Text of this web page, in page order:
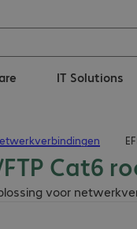
IT Solutions
FTP Cat6
voor